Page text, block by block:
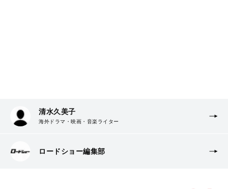
清水久美子
海外ドラマ・映画・音楽ライター
ロードショー編集部